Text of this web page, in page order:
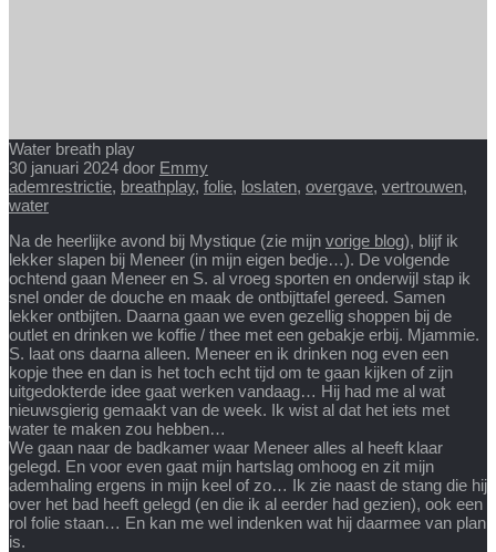
Water breath play
30 januari 2024 door Emmy
ademrestrictie, breathplay, folie, loslaten, overgave, vertrouwen,
water
Na de heerlijke avond bij Mystique (zie mijn vorige blog), blijf ik
lekker slapen bij Meneer (in mijn eigen bedje…). De volgende
ochtend gaan Meneer en S. al vroeg sporten en onderwijl stap ik
snel onder de douche en maak de ontbijttafel gereed. Samen
lekker ontbijten. Daarna gaan we even gezellig shoppen bij de
outlet en drinken we koffie / thee met een gebakje erbij. Mjammie.
S. laat ons daarna alleen. Meneer en ik drinken nog even een
kopje thee en dan is het toch echt tijd om te gaan kijken of zijn
uitgedokterde idee gaat werken vandaag… Hij had me al wat
nieuwsgierig gemaakt van de week. Ik wist al dat het iets met
water te maken zou hebben…
We gaan naar de badkamer waar Meneer alles al heeft klaar
gelegd. En voor even gaat mijn hartslag omhoog en zit mijn
ademhaling ergens in mijn keel of zo… Ik zie naast de stang die hij
over het bad heeft gelegd (en die ik al eerder had gezien), ook een
rol folie staan… En kan me wel indenken wat hij daarmee van plan
is.